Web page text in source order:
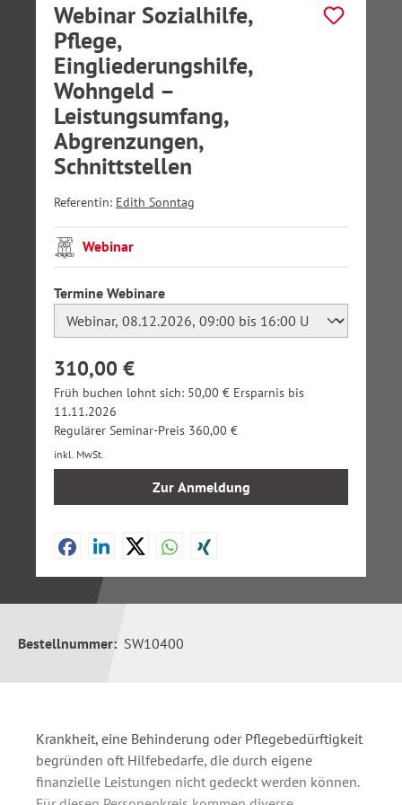
Webinar Sozialhilfe,
Pflege,
Eingliederungshilfe,
Wohngeld –
Leistungsumfang,
Abgrenzungen,
Schnittstellen
Referentin: Edith Sonntag
Webinar
Termine Webinareauswählen
310,00 €
Früh buchen lohnt sich: 50,00 € Ersparnis bis
11.11.2026
Regulärer Seminar-Preis 360,00 €
inkl. MwSt.
Zur Anmeldung
Bestellnummer: SW10400
Krankheit, eine Behinderung oder Pflegebedürftigkeit
begründen oft Hilfebedarfe, die durch eigene
finanzielle Leistungen nicht gedeckt werden können.